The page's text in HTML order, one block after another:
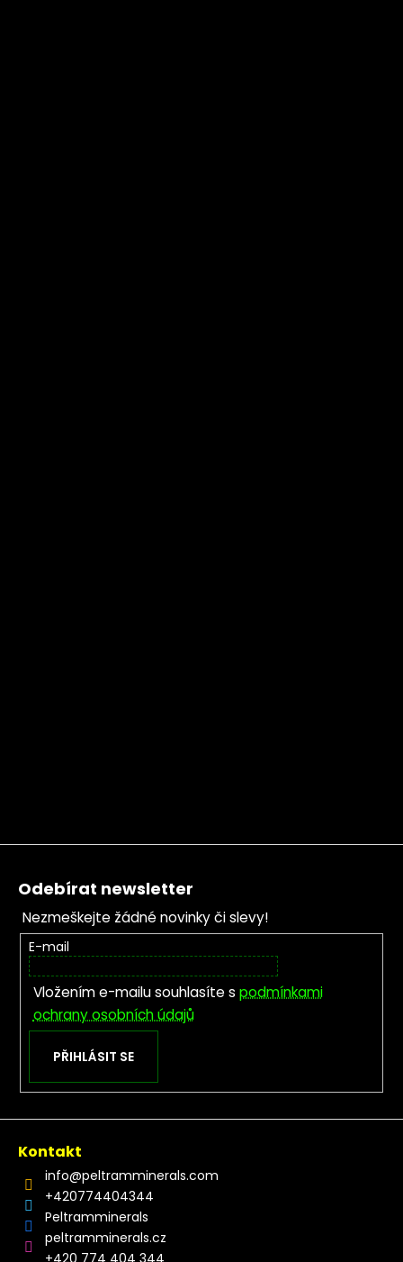
Zápatí
Odebírat newsletter
Nezmeškejte žádné novinky či slevy!
E-mail
Vložením e-mailu souhlasíte s podmínkami
ochrany osobních údajů
PŘIHLÁSIT SE
Kontakt
info@peltramminerals.com
+420774404344
Peltramminerals
peltramminerals.cz
+420 774 404 344